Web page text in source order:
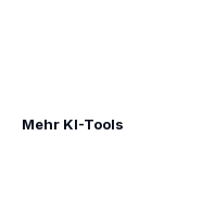
Mehr KI-Tools